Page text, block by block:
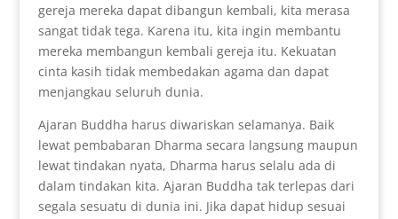
gereja mereka dapat dibangun kembali, kita merasa
sangat tidak tega. Karena itu, kita ingin membantu
mereka membangun kembali gereja itu. Kekuatan
cinta kasih tidak membedakan agama dan dapat
menjangkau seluruh dunia.
Ajaran Buddha harus diwariskan selamanya. Baik
lewat pembabaran Dharma secara langsung maupun
lewat tindakan nyata, Dharma harus selalu ada di
dalam tindakan kita. Ajaran Buddha tak terlepas dari
segala sesuatu di dunia ini. Jika dapat hidup sesuai